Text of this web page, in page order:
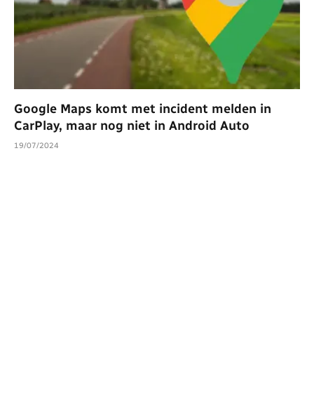
Google Maps komt met incident melden in
CarPlay, maar nog niet in Android Auto
19/07/2024